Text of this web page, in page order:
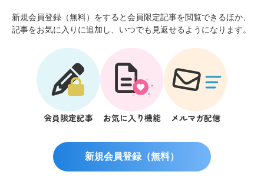
新規会員登録（無料）をすると会員限定記事を閲覧できるほか、
記事をお気に入りに追加し、いつでも見返せるようになります。
会員限定記事 お気に入り機能 メルマガ配信
新規会員登録（無料）